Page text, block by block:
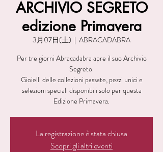
ARCHIVIO SEGRETO
edizione Primavera
3月07日(土)
  |
ABRACADABRA
Per tre giorni Abracadabra apre il suo Archivio
Segreto.
Gioielli delle collezioni passate, pezzi unici e
selezioni speciali disponibili solo per questa
Edizione Primavera.
La registrazione è stata chiusa
Scopri gli altri eventi